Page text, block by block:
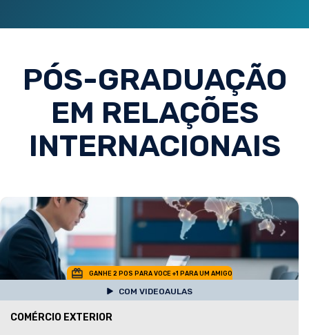
PÓS-GRADUAÇÃO
EM RELAÇÕES
INTERNACIONAIS
GANHE 2 POS PARA VOCE +1 PARA UM AMIGO
COM VIDEOAULAS
COMÉRCIO EXTERIOR